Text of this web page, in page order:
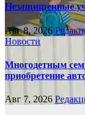
Незащищенные
Авг 8, 2026
Новости
Многодетным
приобретение
Авг 7, 2026